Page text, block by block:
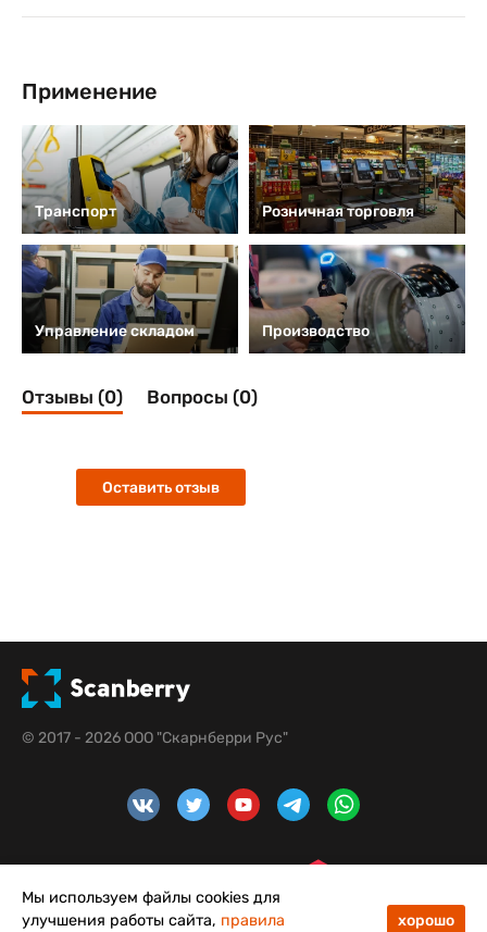
Применение
Транспорт Розничная торговля
Управление складом Производство
Отзывы (0) Вопросы (0)
Оставить отзыв
© 2017 - 2026 ООО "Скарнберри Рус"
Мы используем файлы cookies для
улучшения работы сайта, правила хорошо